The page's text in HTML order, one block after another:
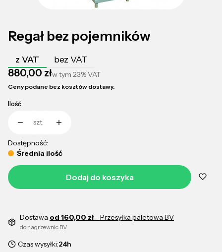
Regał bez pojemników
z VAT bez VAT
Cena
880,00 złw tym 23%VAT
Ceny podane bez kosztów dostawy.
Ilość
szt.
Dostępność:
Średnia ilość
Dodaj do koszyka
Dostawa od 160,00 zł- Przesyłka paletowa BV
do nagrzewnic BV
Czas wysyłki:24h